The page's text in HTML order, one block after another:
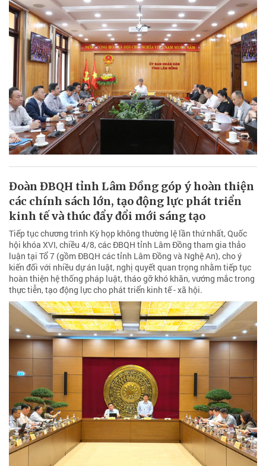
Đoàn ĐBQH tỉnh Lâm Đồng góp ý hoàn thiện
các chính sách lớn, tạo động lực phát triển
kinh tế và thúc đẩy đổi mới sáng tạo
Tiếp tục chương trình Kỳ họp không thường lệ lần thứ nhất, Quốc
hội khóa XVI, chiều 4/8, các ĐBQH tỉnh Lâm Đồng tham gia thảo
luận tại Tổ 7 (gồm ĐBQH các tỉnh Lâm Đồng và Nghệ An), cho ý
kiến đối với nhiều dự án luật, nghị quyết quan trọng nhằm tiếp tục
hoàn thiện hệ thống pháp luật, tháo gỡ khó khăn, vướng mắc trong
thực tiễn, tạo động lực cho phát triển kinh tế - xã hội.